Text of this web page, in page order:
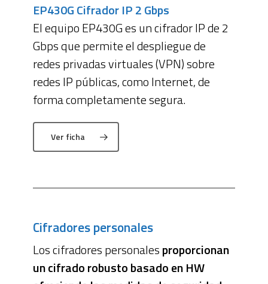
EP430G Cifrador IP 2 Gbps
El equipo EP430G es un cifrador IP de 2
Gbps que permite el despliegue de
redes privadas virtuales (VPN) sobre
redes IP públicas, como Internet, de
forma completamente segura.
Ver ficha
Cifradores personales
Los cifradores personalesproporcionan
un cifrado robusto basado en HW